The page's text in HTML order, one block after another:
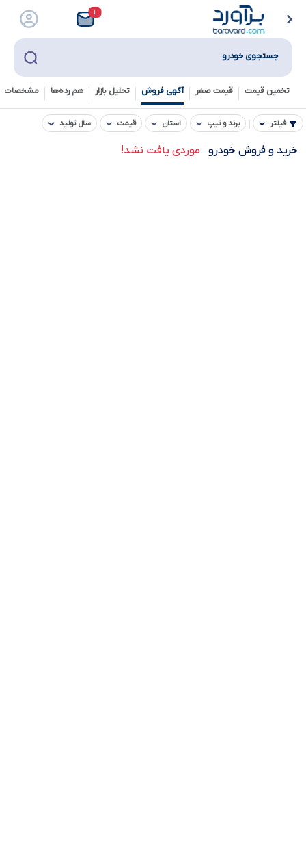
۱
جستجوی خودرو
تخمین قیمت قیمت صفر آگهی فروش تحلیل بازار هم رده‌ها‌ مشخصات
فیلتر برند و تیپ استان قیمت سال تولید
خرید و فروش خودرو موردی یافت نشد!